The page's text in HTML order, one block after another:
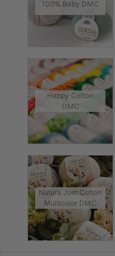
100% Baby DMC
Happy Cotton
DMC
Natura Just Cotton
Multicolor DMC